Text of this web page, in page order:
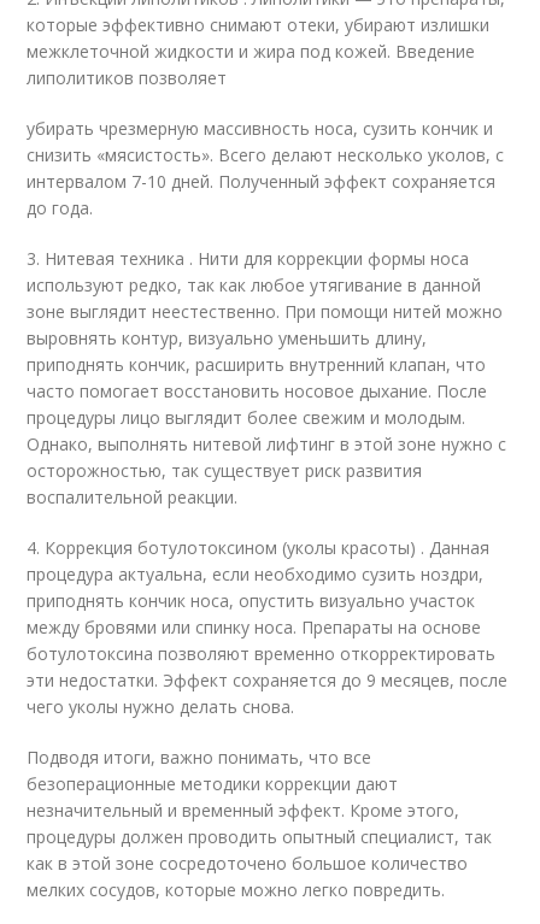
которые эффективно снимают отеки, убирают излишки
межклеточной жидкости и жира под кожей. Введение
липолитиков позволяет
убирать чрезмерную массивность носа, сузить кончик и
снизить «мясистость». Всего делают несколько уколов, с
интервалом 7-10 дней. Полученный эффект сохраняется
до года.
3. Нитевая техника . Нити для коррекции формы носа
используют редко, так как любое утягивание в данной
зоне выглядит неестественно. При помощи нитей можно
выровнять контур, визуально уменьшить длину,
приподнять кончик, расширить внутренний клапан, что
часто помогает восстановить носовое дыхание. После
процедуры лицо выглядит более свежим и молодым.
Однако, выполнять нитевой лифтинг в этой зоне нужно с
осторожностью, так существует риск развития
воспалительной реакции.
4. Коррекция ботулотоксином (уколы красоты) . Данная
процедура актуальна, если необходимо сузить ноздри,
приподнять кончик носа, опустить визуально участок
между бровями или спинку носа. Препараты на основе
ботулотоксина позволяют временно откорректировать
эти недостатки. Эффект сохраняется до 9 месяцев, после
чего уколы нужно делать снова.
Подводя итоги, важно понимать, что все
безоперационные методики коррекции дают
незначительный и временный эффект. Кроме этого,
процедуры должен проводить опытный специалист, так
как в этой зоне сосредоточено большое количество
мелких сосудов, которые можно легко повредить.